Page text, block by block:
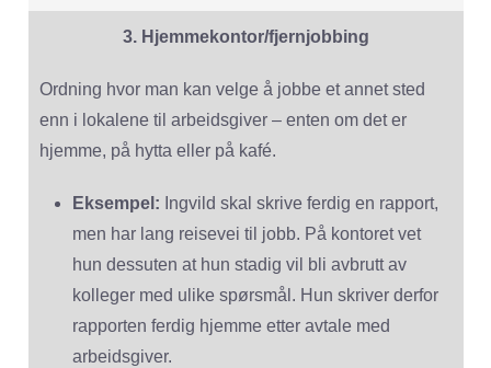
3. Hjemmekontor/fjernjobbing
Ordning hvor man kan velge å jobbe et annet sted
enn i lokalene til arbeidsgiver – enten om det er
hjemme, på hytta eller på kafé.
Eksempel: Ingvild skal skrive ferdig en rapport,
men har lang reisevei til jobb. På kontoret vet
hun dessuten at hun stadig vil bli avbrutt av
kolleger med ulike spørsmål. Hun skriver derfor
rapporten ferdig hjemme etter avtale med
arbeidsgiver.